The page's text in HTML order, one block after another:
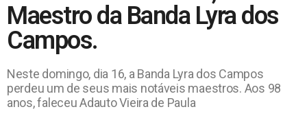
Maestro da Banda Lyra dos
Campos.
Neste domingo, dia 16, a Banda Lyra dos Campos
perdeu um de seus mais notáveis maestros. Aos 98
anos, faleceu Adauto Vieira de Paula